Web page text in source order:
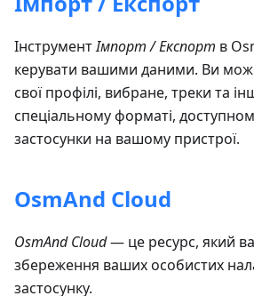
ІнструментІмпорт / Експорт в
керувати вашими даними. Ви
свої профілі, вибране, треки та
спеціальному форматі,
застосунки на вашому пристрої.
OsmAnd Cloud
OsmAnd Cloud— це ресурс, який
збереження ваших особистих
застосунку.